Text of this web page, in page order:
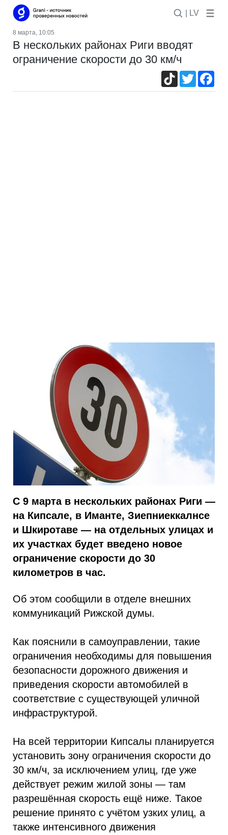
| LV
8 марта, 10:05
В нескольких районах Риги вводят
ограничение скорости до 30 км/ч
TikTokTwitter
С 9 марта в нескольких районах Риги —
на Кипсале, в Иманте, Зиепниеккалнсе
и Шкиротаве — на отдельных улицах и
их участках будет введено новое
ограничение скорости до 30
километров в час.
Об этом сообщили в отделе внешних
коммуникаций Рижской думы.
Как пояснили в самоуправлении, такие
ограничения необходимы для повышения
безопасности дорожного движения и
приведения скорости автомобилей в
соответствие с существующей уличной
инфраструктурой.
На всей территории Кипсалы планируется
установить зону ограничения скорости до
30 км/ч, за исключением улиц, где уже
действует режим жилой зоны — там
разрешённая скорость ещё ниже. Такое
решение принято с учётом узких улиц, а
также интенсивного движения